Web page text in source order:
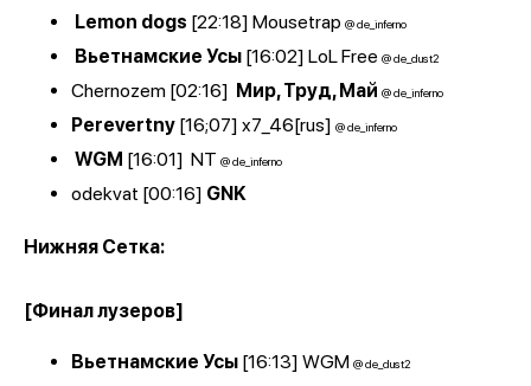
Lemon dogs [22:18] Mousetrap @ de_inferno
Вьетнамские Усы [16:02] LoL Free @ de_dust2
Chernozem [02:16] Мир, Труд, Май @ de_inferno
Perevertny [16;07] x7_46[rus] @ de_inferno
WGM [16:01] NT @ de_inferno
odekvat [00:16] GNK
Нижняя Сетка:
[Финал лузеров]
Вьетнамские Усы [16:13] WGM @ de_dust2